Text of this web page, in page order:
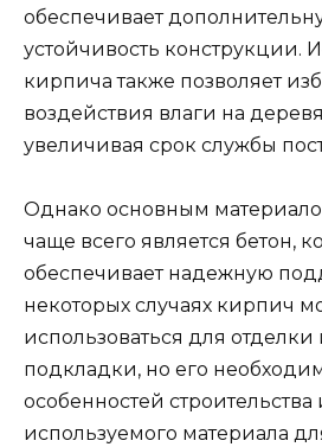
обеспечивает
устойчивость конструкции.
кирпича также позволяет
воздействия влаги на
увеличивая срок службы
Однако основным
чаще всего является бетон,
обеспечивает надежную
некоторых случаях кирпич
использоваться для отделки
подкладки, но его
особенностей строительства
используемого материала